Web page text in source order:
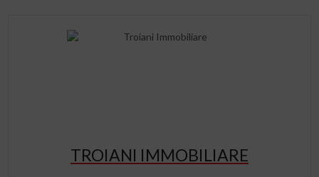
TROIANI IMMOBILIARE